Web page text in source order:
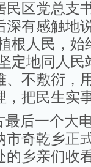
区党总支
有感触地
根人民，始
定地同人
、不敷衍，
把民生实
后一个大
奇乾乡正
的乡亲们收